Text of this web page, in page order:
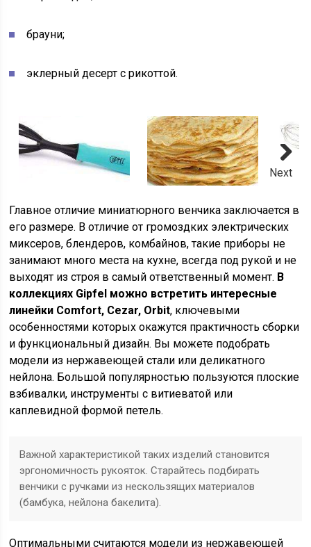
брауни;
эклерный десерт с рикоттой.
Next
Главное отличие миниатюрного венчика заключается в
его размере. В отличие от громоздких электрических
миксеров, блендеров, комбайнов, такие приборы не
занимают много места на кухне, всегда под рукой и не
выходят из строя в самый ответственный момент. В
коллекциях Gipfel можно встретить интересные
линейки Comfort, Cezar, Orbit, ключевыми
особенностями которых окажутся практичность сборки
и функциональный дизайн. Вы можете подобрать
модели из нержавеющей стали или деликатного
нейлона. Большой популярностью пользуются плоские
взбивалки, инструменты с витиеватой или
каплевидной формой петель.
Важной характеристикой таких изделий становится
эргономичность рукояток. Старайтесь подбирать
венчики с ручками из нескользящих материалов
(бамбука, нейлона бакелита).
Оптимальными считаются модели из нержавеющей